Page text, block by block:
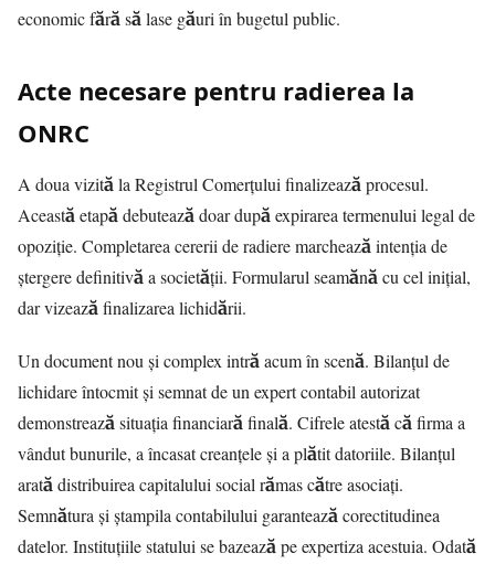
economic fără să lase găuri în bugetul public.
Acte necesare pentru radierea la
ONRC
A doua vizită la Registrul Comerțului finalizează procesul.
Această etapă debutează doar după expirarea termenului legal de
opoziție. Completarea cererii de radiere marchează intenția de
ștergere definitivă a societății. Formularul seamănă cu cel inițial,
dar vizează finalizarea lichidării.
Un document nou și complex intră acum în scenă. Bilanțul de
lichidare întocmit și semnat de un expert contabil autorizat
demonstrează situația financiară finală. Cifrele atestă că firma a
vândut bunurile, a încasat creanțele și a plătit datoriile. Bilanțul
arată distribuirea capitalului social rămas către asociați.
Semnătura și ștampila contabilului garantează corectitudinea
datelor. Instituțiile statului se bazează pe expertiza acestuia. Odată